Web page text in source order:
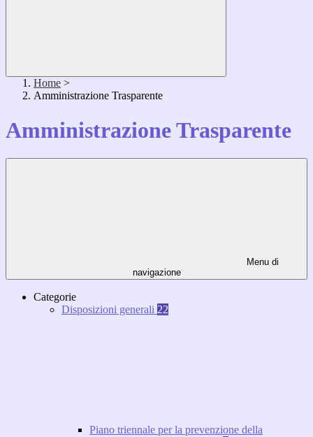
Home >
Amministrazione Trasparente
Amministrazione Trasparente
Menu di
navigazione
Categorie
Disposizioni generali 22
Piano triennale per la prevenzione della